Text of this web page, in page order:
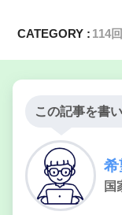
CATEGORY : 114
この記事を書
希
国